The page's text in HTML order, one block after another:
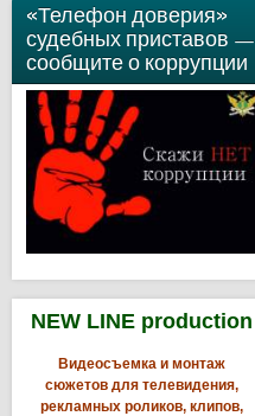
«Телефон доверия»
судебных приставов —
сообщите о коррупции
NEW LINE production
Видеосъемка и монтаж
сюжетов для телевидения,
рекламных роликов, клипов,